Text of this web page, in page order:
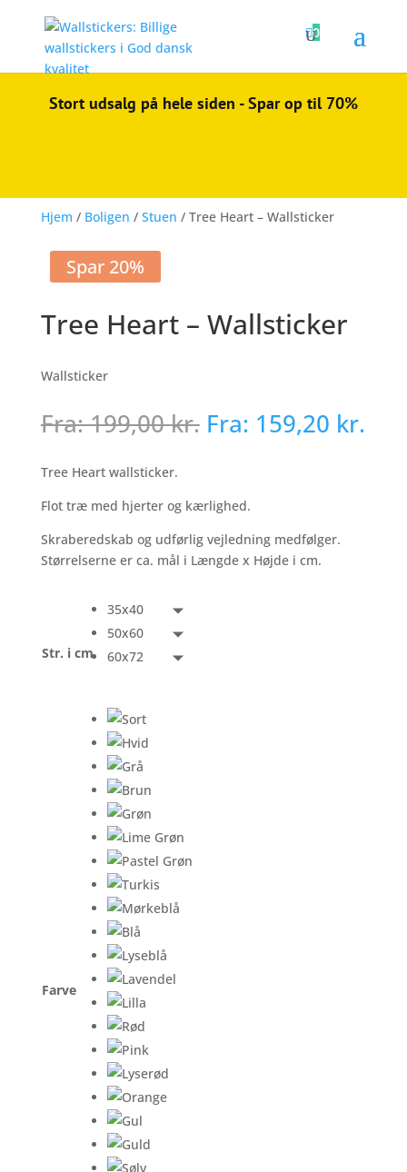
0
Stort udsalg på hele siden - Spar op til 70%
Hjem / Boligen / Stuen / Tree Heart – Wallsticker
Spar 20%
Tree Heart – Wallsticker
Wallsticker
Fra:199,00kr. Fra: 159,20 kr.
Tree Heart wallsticker.
Flot træ med hjerter og kærlighed.
Skraberedskab og udførlig vejledning medfølger.
Størrelserne er ca. mål i Længde x Højde i cm.
Str. i cm
35x40
50x60
60x72
Farve